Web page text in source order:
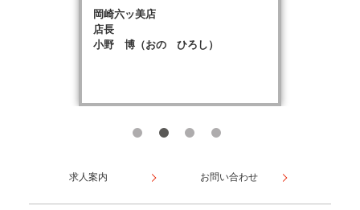
岡崎六ッ美店
店長
小野 博（おの ひろし）
求人案内 お問い合わせ